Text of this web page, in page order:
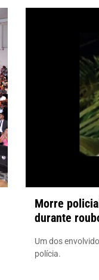
Morre
durante
Um dos
polícia.